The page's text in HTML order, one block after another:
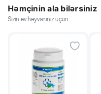
Həmçinin ala bilərsiniz
Sizin ev heyvanınız üçün